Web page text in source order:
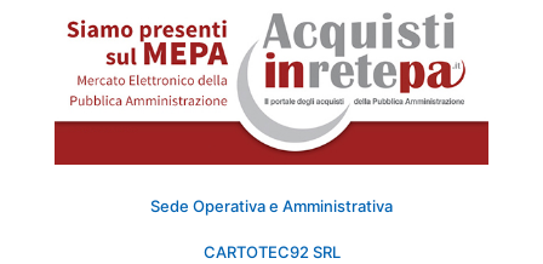
Sede Operativa e Amministrativa
CARTOTEC92 SRL